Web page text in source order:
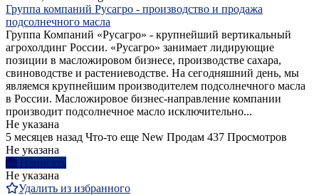
Группа компаний Русагро - производство и продажа
подсолнечного масла
Группа Компаний «Русагро» - крупнейший вертикальный
агрохолдинг России. «Русагро» занимает лидирующие
позиции в масложировом бизнесе, производстве сахара,
свиноводстве и растениеводстве. На сегодняшний день, мы
являемся крупнейшим производителем подсолнечного масла
в России. Масложировое бизнес-направление компании
производит подсолнечное масло исключительно...
Не указана
5 месяцев назад Что-то еще New Продам 437 Просмотров
Не указана
Написать
Не указана
Удалить из избранного